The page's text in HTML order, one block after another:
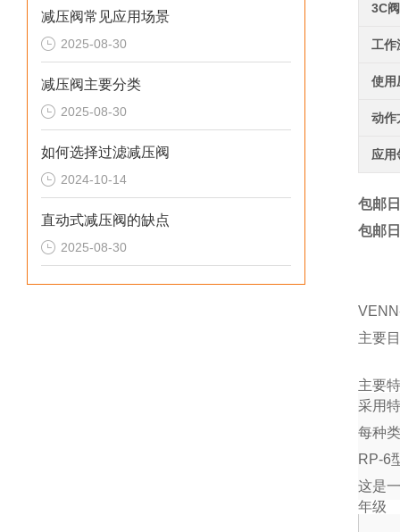
减压阀常见应用场景
2025-08-30
减压阀主要分类
2025-08-30
如何选择过滤减压阀
2024-10-14
直动式减压阀的缺点
2025-08-30
3C
工作
使用
动作
应用
包邮
包邮
主要
主要
采用
每种
RP-6
这是
年级